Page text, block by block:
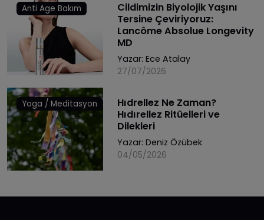
Anti Age Bakım
Cildimizin Biyolojik Yaşını
Tersine Çeviriyoruz:
Lancôme Absolue Longevity
MD
Yazar: Ece Atalay
27/07/2026
Yoga / Meditasyon
Hıdrellez Ne Zaman?
Hıdırellez Ritüelleri ve
Dilekleri
Yazar: Deniz Özübek
04/05/2026